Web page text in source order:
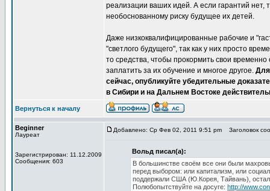
реализации ваших идей. А если гарантий нет,
необоснованному риску будущее их детей.
Даже низкоквалифицированные рабочие и
"светлого будущего", так как у них просто
то средства, чтобы прокормить свои
заплатить за их обучение и многое другое. Для
сейчас, опубликуйте убедительные
в Сибири и на Дальнем Востоке
Вернуться к началу
Beginner
Лауреат
Зарегистрирован: 11.12.2009
Сообщения: 603
Добавлено: Ср Фев 02, 2011 9:51 pm Заголовок
Вольд писал(а):
В большинстве своём все они были
перед выбором: или капитализм, или
поддержали США (Ю.Корея, Тайвань),
Полюбопытствуйте на досуге: http://